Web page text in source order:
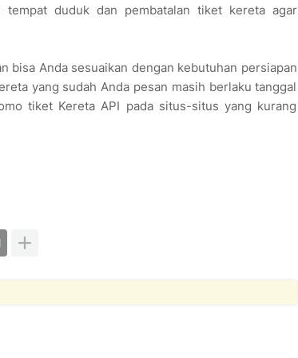
duduk dan pembatalan tiket kereta agar
bisa Anda sesuaikan dengan kebutuhan persiapan
yang sudah Anda pesan masih berlaku tanggal
tiket Kereta API pada situs-situs yang kurang